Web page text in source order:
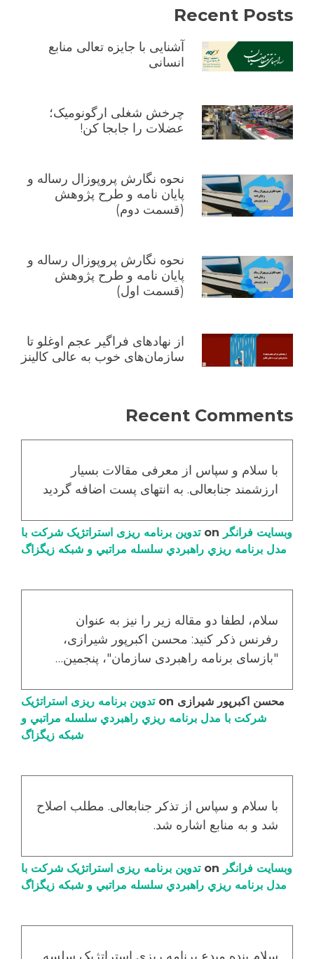
Recent Posts
آشنایی با جایزه تعالی منابع
انسانی
چرخش شغلی ارگونومیک؛
عضلات را جابجا کن!
نحوه نگارش پروپوزال رساله و
پایان نامه و طرح پژوهش
(قسمت دوم)
نحوه نگارش پروپوزال رساله و
پایان نامه و طرح پژوهش
(قسمت اول)
از نهادهای فراگیر عجم اوغلو تا
سازمان‌های خوب به عالی کالینز
Recent Comments
با سلام و سپاس از معرفی مقالات بسیار
ارزشمند جنابعالی. به انتهای پست اضافه گردید
وبسایت فرانگر
تدوین برنامه ریزی استراتژیک شرکت با
مدل برنامه ریزي راهبردي سلسله مراتبي و شبکه زیگزاگ
سلام، لطفا دو مقاله زیر را نیز به عنوان
رفرنس ذکر کنید: محسن اکبرپور شیرازی،
"بازسای برنامه راهبردی سازمان"، پنجمین…
محسن اکبرپور شیرازی
تدوین برنامه ریزی استراتژیک
شرکت با مدل برنامه ریزي راهبردي سلسله مراتبي و
شبکه زیگزاگ
با سلام و سپاس از تذکر جنابعالی. مطلب اصلاح
شد و به منابع اشاره شد.
وبسایت فرانگر
تدوین برنامه ریزی استراتژیک شرکت با
مدل برنامه ریزي راهبردي سلسله مراتبي و شبکه زیگزاگ